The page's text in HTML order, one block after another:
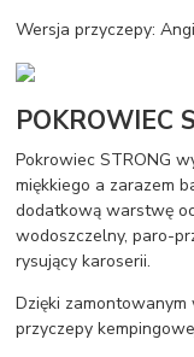
Wersja przyczepy:
POKROWIEC
Pokrowiec STRONG
miękkiego a zarazem
dodatkową warstwę
wodoszczelny, paro-
rysujący karoserii.
Dzięki zamontowanym
przyczepy